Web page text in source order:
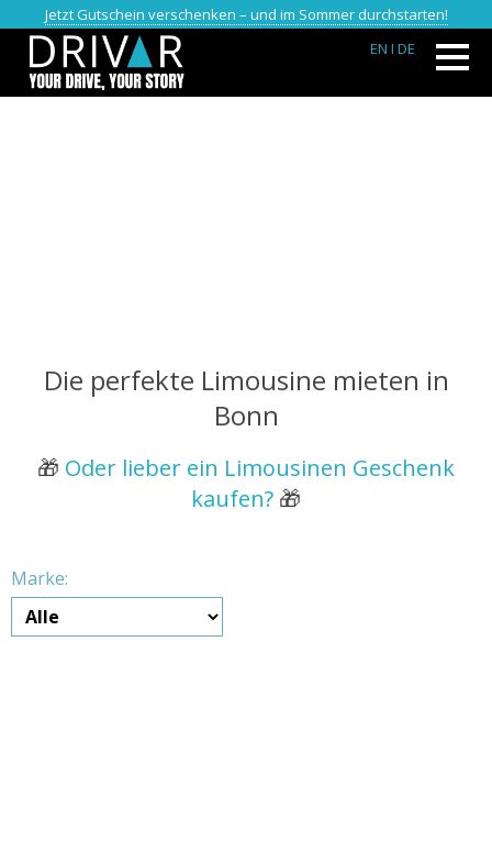
Jetzt Gutschein verschenken – und im Sommer durchstarten!
EN I DE
Die perfekte Limousine mieten in
Bonn
🎁 Oder lieber ein Limousinen Geschenk
kaufen? 🎁
Marke: